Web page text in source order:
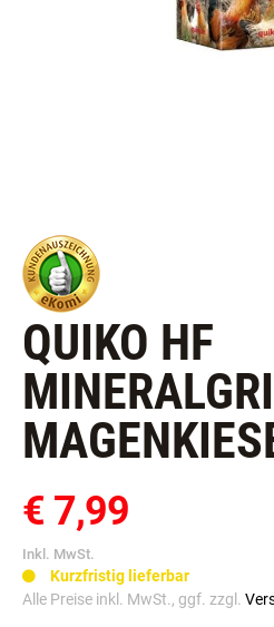
QUIKO HF
€ 7,99
Inkl. MwSt.
Kurzfristig lieferbar
Alle Preise inkl. MwSt., ggf. zzgl.